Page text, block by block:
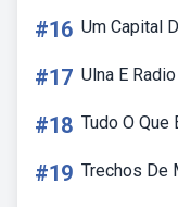
#16 Um Capital
#17 Ulna E
#18 Tudo O Que
#19 Trechos De